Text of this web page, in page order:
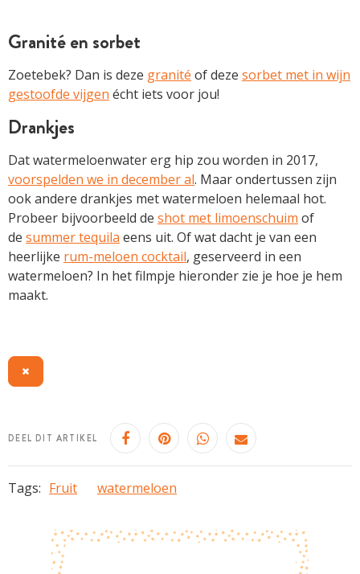
Granité en sorbet
Zoetebek? Dan is deze granité of deze sorbet met in wijn
gestoofde vijgen écht iets voor jou!
Drankjes
Dat watermeloenwater erg hip zou worden in 2017,
voorspelden we in december al. Maar ondertussen zijn
ook andere drankjes met watermeloen helemaal hot.
Probeer bijvoorbeeld de shot met limoenschuim of
de summer tequila eens uit. Of wat dacht je van een
heerlijke rum-meloen cocktail, geserveerd in een
watermeloen? In het filmpje hieronder zie je hoe je hem
maakt.
DEEL DIT ARTIKEL
Tags: Fruit watermeloen